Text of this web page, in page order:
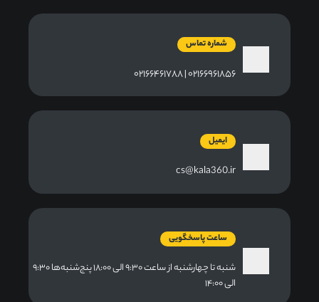
شماره تماس
۰۲۱۶۶۹۶۱۸۵۶ | ۰۲۱۶۶۴۶۱۷۸۸
ایمیل
cs@kala360.ir
ساعت پاسخگویی
شنبه تا چهارشنبه از ساعت ۹:۳۰ الی ۱۸:۰۰ پنج‌شنبه‌ها ۹:۳۰
الی ۱۴:۰۰